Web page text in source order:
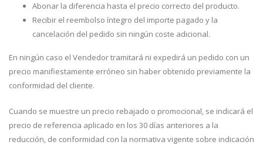
Abonar la diferencia hasta el precio correcto del producto.
Recibir el reembolso íntegro del importe pagado y la
cancelación del pedido sin ningún coste adicional.
En ningún caso el Vendedor tramitará ni expedirá un pedido con un
precio manifiestamente erróneo sin haber obtenido previamente la
conformidad del cliente.
Cuando se muestre un precio rebajado o promocional, se indicará el
precio de referencia aplicado en los 30 días anteriores a la
reducción, de conformidad con la normativa vigente sobre indicación